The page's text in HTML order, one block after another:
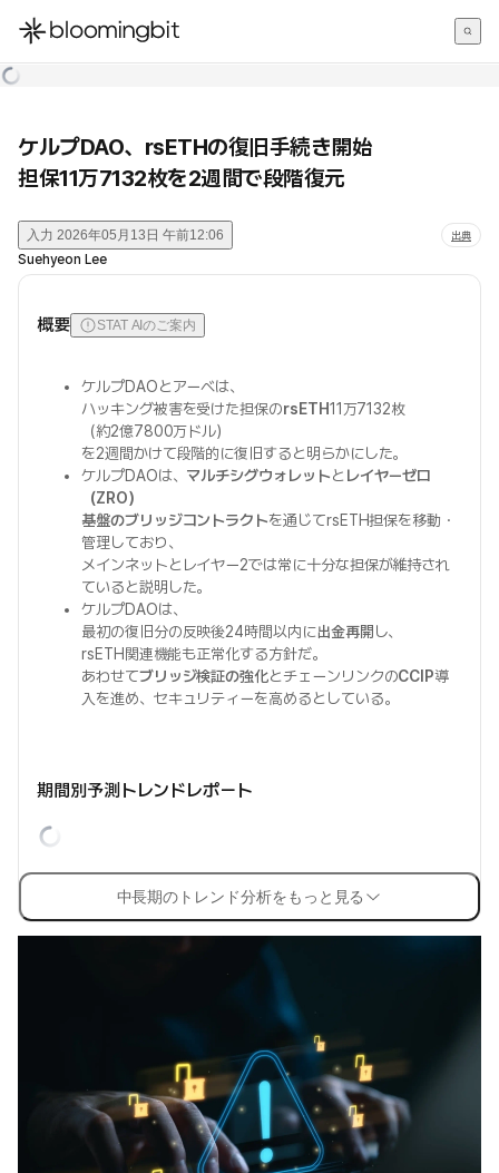
한국어
ケルプDAO、rsETHの復旧手続き開始
担保11万7132枚を2週間で段階復元
入力 2026年05月13日 午前12:06 出典
Suehyeon Lee
概要 STAT AIのご案内
ケルプDAOとアーベは、
ハッキング被害を受けた担保のrsETH11万7132枚
（約2億7800万ドル）
を2週間かけて段階的に復旧すると明らかにした。
ケルプDAOは、 マルチシグウォレットと レイヤーゼロ
（ZRO）
基盤のブリッジコントラクトを通じてrsETH担保を移動・
管理しており、
メインネットとレイヤー2では常に十分な担保が維持され
ていると説明した。
ケルプDAOは、
最初の復旧分の反映後24時間以内に出金再開 し、
rsETH関連機能も正常化する方針だ。
あわせてブリッジ検証の強化とチェーンリンクのCCIP導
入を進め、セキュリティーを高めるとしている。
期間別予測トレンドレポート
中長期のトレンド分析をもっと見る